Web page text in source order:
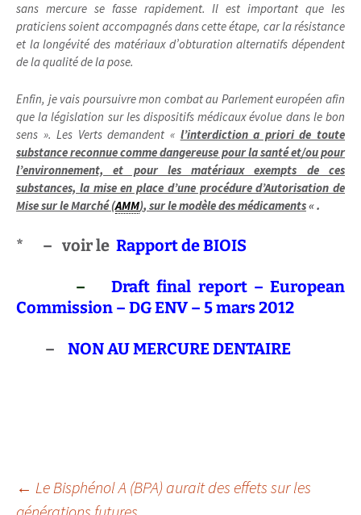
sans mercure se fasse rapidement. Il est important que les
praticiens soient accompagnés dans cette étape, car la résistance
et la longévité des matériaux d’obturation alternatifs dépendent
de la qualité de la pose.
Enfin, je vais poursuivre mon combat au Parlement européen afin
que la législation sur les dispositifs médicaux évolue dans le bon
sens ». Les Verts demandent « l’interdiction a priori de toute
substance reconnue comme dangereuse pour la santé et/ou pour
l’environnement, et pour les matériaux exempts de ces
substances, la mise en place d’une procédure d’Autorisation de
Mise sur le Marché (AMM), sur le modèle des médicaments« .
* – voir le Rapport de BIOIS
–
Draft final report – European
Commission – DG ENV – 5 mars 2012
– NON AU MERCURE DENTAIRE
Navigation
← Le Bisphénol A (BPA) aurait des effets sur les